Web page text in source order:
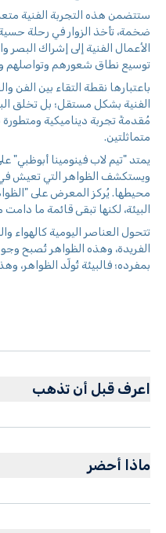
ستتضمن هذه التجربة الفنية
ضخمة، تأخذ الزوار في رحلة
الأعمال الفنية إلى إشراك
توسيع نطاق شعورهم وتواصلهم
باعتبارها نقطة التقاء بين الفن
الفنية بشكل مستقل؛ بل تخلق
مُقدمةً تجربة ديناميكية
متماثلتين.
ويستكشف الظواهر التي تعيش
محيطها. يُركز المعرض على
البيئة، لكنها تبقى قائمة ما
تتحول العناصر اليومية كالهواء
الفريدة، وهذه الظواهر تُصبح
بمفرده؛ فالبيئة تُولّد الظواهر،
اعرف قبل أن تذهب
ارتدِ ملابس مريحة وعملية
سادة اللون أمام عروض
ماذا أحضر
تذكرة دخول صالحة.